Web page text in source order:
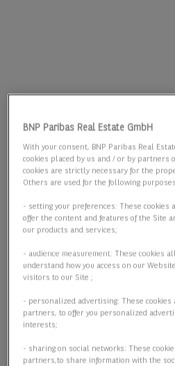
BNP Paribas Real Estate GmbH
With your consent, BNP Paribas Real
cookies placed by us and / or by partners
cookies are strictly necessary for the
Others are used for the following
- setting your preferences: These cookies
offer the content and features of the Site
our products and services;
- audience measurement: These cookies
understand how you access on our
visitors to our Site ;
- personalized advertising: These
partners, to offer you personalized
interests;
- sharing on social networks: These
partners,to share information with the